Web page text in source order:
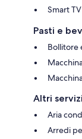
Smart
Pasti e
Bollitore
Altri
Aria
Arredi